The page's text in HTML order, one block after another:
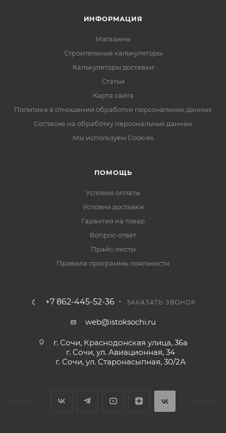
ИНФОРМАЦИЯ
Магазины
Строительные калькуляторы
Калькуляторы доставки
Статьи
Карта сайта
Политика в отношении обработки персональных данных
Согласие на обработку персональных данных
Мы используем Cookies
ПОМОЩЬ
Условия оплаты
Условия доставки
Гарантия на товар
Вопрос-ответ
Прайс-листы
Правила программы лояльности
+7 862-445-52-36 ЗАКАЗАТЬ ЗВОНОК
web@istoksochi.ru
г. Сочи, Краснодонская улица, 36а
г. Сочи, ул. Авиационная, 34
г. Сочи, ул. Старонасыпная, 30/2А